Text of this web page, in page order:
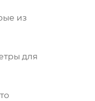
из
для